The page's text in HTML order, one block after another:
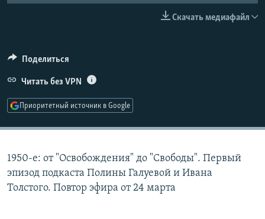
СОЦИАЛЬНЫЕ СЕТИ
Скачать медиафайл
Поделиться
Читать без VPN
Приоритетный источник в Google
1950-е: от "Освобождения" до "Свободы". Первый
эпизод подкаста Полины Галуевой и Ивана
Толстого. Повтор эфира от 24 марта